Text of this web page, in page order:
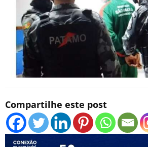
Compartilhe este post